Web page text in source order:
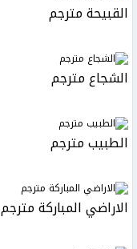
القبيحة مترجم
الشجاع مترجم
الطبيب مترجم
الاراضي المباركة مترجم